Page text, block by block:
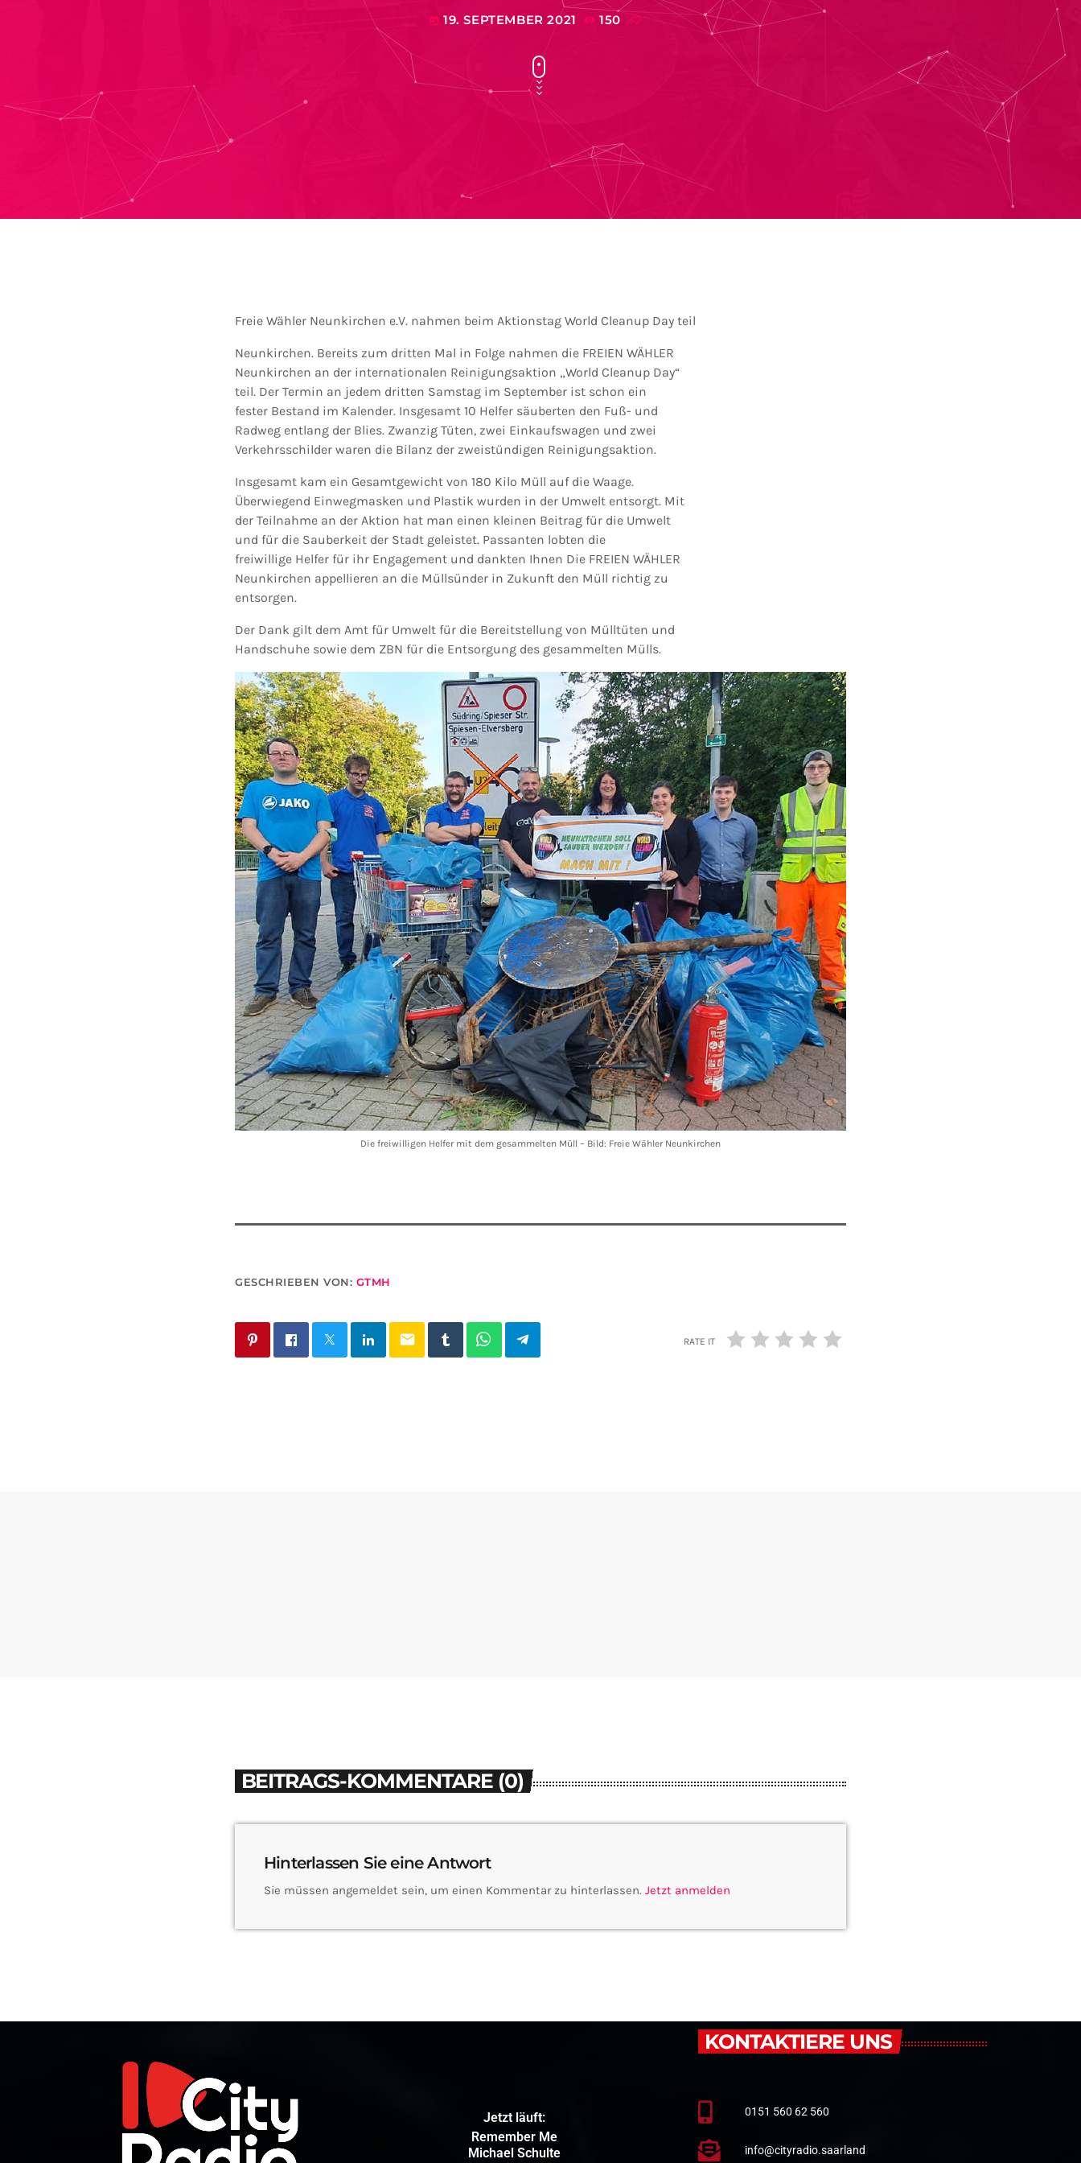
today 19. SEPTEMBER 2021 150
Freie Wähler Neunkirchen e.V. nahmen beim Aktionstag World Cleanup Day teil
Neunkirchen. Bereits zum dritten Mal in Folge nahmen die FREIEN WÄHLER
Neunkirchen an der internationalen Reinigungsaktion „World Cleanup Day“
teil. Der Termin an jedem dritten Samstag im September ist schon ein
fester Bestand im Kalender. Insgesamt 10 Helfer säuberten den Fuß- und
Radweg entlang der Blies. Zwanzig Tüten, zwei Einkaufswagen und zwei
Verkehrsschilder waren die Bilanz der zweistündigen Reinigungsaktion.
Insgesamt kam ein Gesamtgewicht von 180 Kilo Müll auf die Waage.
Überwiegend Einwegmasken und Plastik wurden in der Umwelt entsorgt. Mit
der Teilnahme an der Aktion hat man einen kleinen Beitrag für die Umwelt
und für die Sauberkeit der Stadt geleistet. Passanten lobten die
freiwillige Helfer für ihr Engagement und dankten Ihnen Die FREIEN WÄHLER
Neunkirchen appellieren an die Müllsünder in Zukunft den Müll richtig zu
entsorgen.
Der Dank gilt dem Amt für Umwelt für die Bereitstellung von Mülltüten und
Handschuhe sowie dem ZBN für die Entsorgung des gesammelten Mülls.
Die freiwilligen Helfer mit dem gesammelten Müll – Bild: Freie Wähler Neunkirchen
GESCHRIEBEN VON: GTMH
email RATE IT
BEITRAGS-KOMMENTARE (0)
Hinterlassen Sie eine Antwort
Sie müssen angemeldet sein, um einen Kommentar zu hinterlassen. Jetzt anmelden
Jetzt läuft:
Remember Me
Michael Schulte
KONTAKTIERE UNS
0151 560 62 560
info@cityradio.saarland